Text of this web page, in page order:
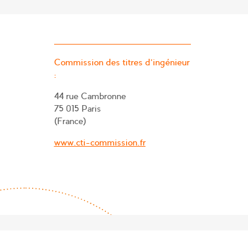
Commission des titres d’ingénieur
:
44 rue Cambronne
75 015 Paris
(France)
www.cti-commission.fr